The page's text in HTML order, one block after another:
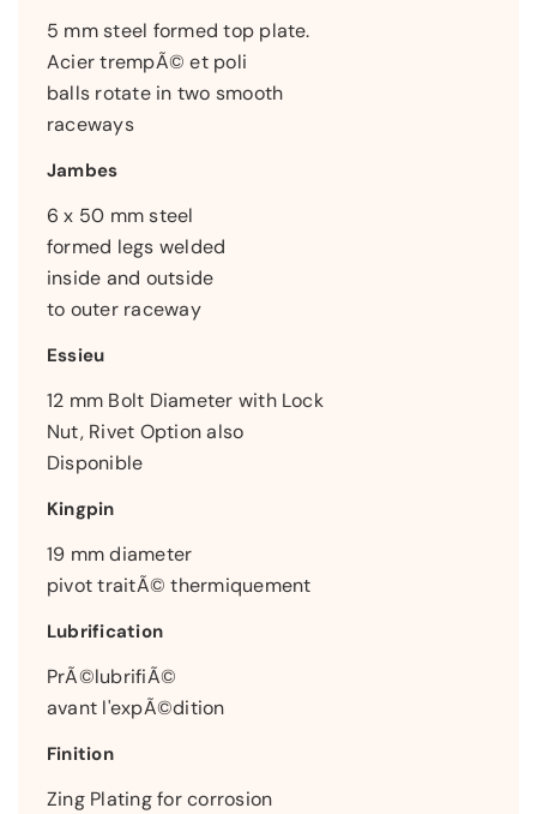
5 mm steel formed top plate.
Acier trempÃ© et poli
balls rotate in two smooth
raceways
Jambes
6 x 50 mm steel
formed legs welded
inside and outside
to outer raceway
Essieu
12 mm Bolt Diameter with Lock
Nut, Rivet Option also
Disponible
Kingpin
19 mm diameter
pivot traitÃ© thermiquement
Lubrification
PrÃ©lubrifiÃ©
avant l'expÃ©dition
Finition
Zing Plating for corrosion